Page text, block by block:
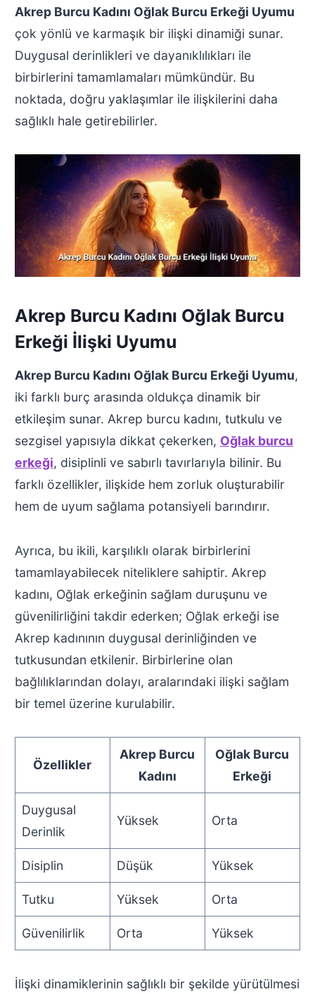
Akrep Burcu Kadını Oğlak Burcu Erkeği Uyumu
çok yönlü ve karmaşık bir ilişki dinamiği sunar.
Duygusal derinlikleri ve dayanıklılıkları ile
birbirlerini tamamlamaları mümkündür. Bu
noktada, doğru yaklaşımlar ile ilişkilerini daha
sağlıklı hale getirebilirler.
Akrep Burcu Kadını Oğlak Burcu
Erkeği İlişki Uyumu
Akrep Burcu Kadını Oğlak Burcu Erkeği Uyumu,
iki farklı burç arasında oldukça dinamik bir
etkileşim sunar. Akrep burcu kadını, tutkulu ve
sezgisel yapısıyla dikkat çekerken, Oğlak burcu
erkeği, disiplinli ve sabırlı tavırlarıyla bilinir. Bu
farklı özellikler, ilişkide hem zorluk oluşturabilir
hem de uyum sağlama potansiyeli barındırır.
Ayrıca, bu ikili, karşılıklı olarak birbirlerini
tamamlayabilecek niteliklere sahiptir. Akrep
kadını, Oğlak erkeğinin sağlam duruşunu ve
güvenilirliğini takdir ederken; Oğlak erkeği ise
Akrep kadınının duygusal derinliğinden ve
tutkusundan etkilenir. Birbirlerine olan
bağlılıklarından dolayı, aralarındaki ilişki sağlam
bir temel üzerine kurulabilir.
Özellikler
Akrep Burcu
Kadını
Oğlak Burcu
Erkeği
Duygusal
Derinlik
Yüksek Orta
Disiplin Düşük Yüksek
Tutku Yüksek Orta
Güvenilirlik Orta Yüksek
İlişki dinamiklerinin sağlıklı bir şekilde yürütülmesi